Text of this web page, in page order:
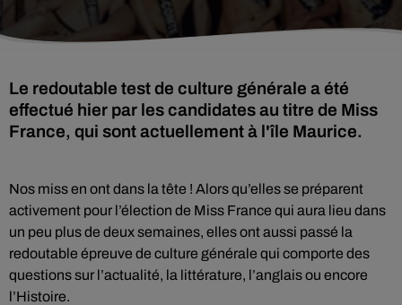
Le redoutable test de culture générale a été
effectué hier par les candidates au titre de Miss
France, qui sont actuellement à l'île Maurice.
Nos miss en ont dans la tête ! Alors qu’elles se préparent
activement pour l’élection de Miss France qui aura lieu dans
un peu plus de deux semaines, elles ont aussi passé la
redoutable épreuve de culture générale qui comporte des
questions sur l’actualité, la littérature, l’anglais ou encore
l’Histoire.